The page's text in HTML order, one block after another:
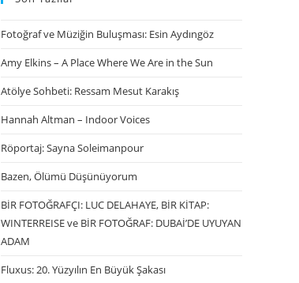
Fotoğraf ve Müziğin Buluşması: Esin Aydıngöz
Amy Elkins – A Place Where We Are in the Sun
Atölye Sohbeti: Ressam Mesut Karakış
Hannah Altman – Indoor Voices
Röportaj: Sayna Soleimanpour
Bazen, Ölümü Düşünüyorum
BİR FOTOĞRAFÇI: LUC DELAHAYE, BİR KİTAP:
WINTERREISE ve BİR FOTOĞRAF: DUBAİ’DE UYUYAN
ADAM
Fluxus: 20. Yüzyılın En Büyük Şakası